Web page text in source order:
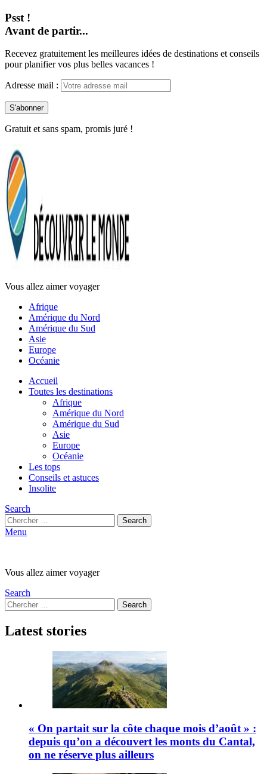
Psst !
Avant de partir...
Recevez gratuitement les meilleures idées de destinations et conseils
pour planifier vos plus belles vacances !
Adresse mail :
Gratuit et sans spam, promis juré !
Vous allez aimer voyager
Afrique
Amérique du Nord
Amérique du Sud
Asie
Europe
Océanie
Accueil
Toutes les destinations
Afrique
Amérique du Nord
Amérique du Sud
Asie
Europe
Océanie
Les tops
Conseils et astuces
Insolite
Search
Search
for:
Search
Menu
Vous allez aimer voyager
Search
Search
for:
Search
Latest stories
« On partait sur la côte chaque mois d’août » :
depuis qu’on a découvert les monts du Cantal,
on ne réserve plus ailleurs